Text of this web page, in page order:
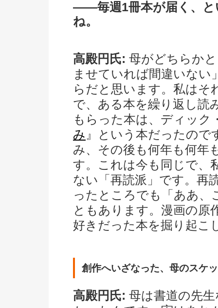
――毎週1冊本が届く、と
ね。
高殿円氏: 母がどちらか
ませていれば間違いな
らだと思います。私はそ
で、ある本を繰り返し読
もらった本は、ディック
み 』という本だったので
み、その後も何年も何年
す。これは今も同じで、
ない「再読派」です。再
ったところでも「ああ、
ともあります。漫画の原
好きだった本を掘り起こ
創作へいざなった、母のスケ
高殿円氏: 母は書道の先